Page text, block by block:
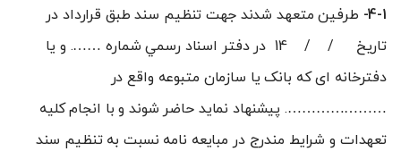
4-1- طرفين متعهد شدند جهت تنظيم سند طبق قرارداد در
تاريخ / / 14 در دفتر اسناد رسمي شماره ……. و یا
دفترخانه ای که بانک یا سازمان متبوعه واقع در
…………………. پیشنهاد نماید حاضر شوند و با انجام کلیه
تعهدات و شرایط مندرج در مبایعه نامه نسبت به تنظیم سند